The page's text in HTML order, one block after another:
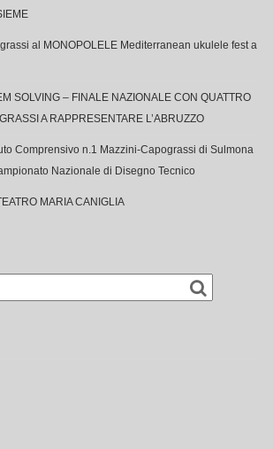
al MONOPOLELE Mediterranean ukulele fest a
SOLVING – FINALE NAZIONALE CON QUATTRO
A RAPPRESENTARE L’ABRUZZO
Comprensivo n.1 Mazzini-Capograssi di Sulmona
Nazionale di Disegno Tecnico
MARIA CANIGLIA